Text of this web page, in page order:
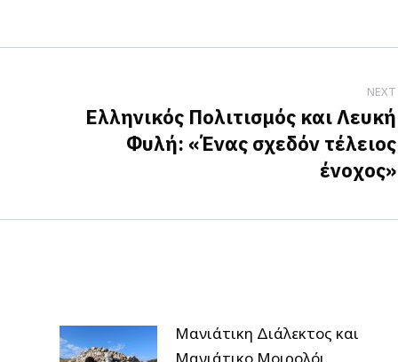
X
LinkedIn
NEXT
Ελληνικός Πολιτισμός και Λευκή
Φυλή: «Ένας σχεδόν τέλειος
ένοχος»
Μανιάτικη Διάλεκτος και